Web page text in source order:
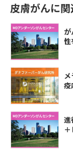
皮膚がんに
性
疫
進